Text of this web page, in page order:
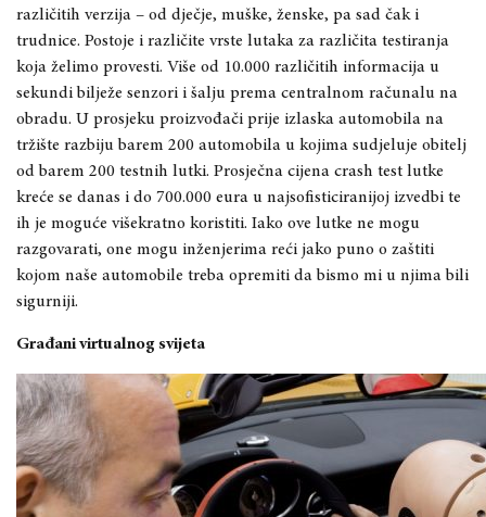
različitih verzija – od dječje, muške, ženske, pa sad čak i
trudnice. Postoje i različite vrste lutaka za različita testiranja
koja želimo provesti. Više od 10.000 različitih informacija u
sekundi bilježe senzori i šalju prema centralnom računalu na
obradu. U prosjeku proizvođači prije izlaska automobila na
tržište razbiju barem 200 automobila u kojima sudjeluje obitelj
od barem 200 testnih lutki. Prosječna cijena crash test lutke
kreće se danas i do 700.000 eura u najsofisticiranijoj izvedbi te
ih je moguće višekratno koristiti. Iako ove lutke ne mogu
razgovarati, one mogu inženjerima reći jako puno o zaštiti
kojom naše automobile treba opremiti da bismo mi u njima bili
sigurniji.
Građani virtualnog svijeta